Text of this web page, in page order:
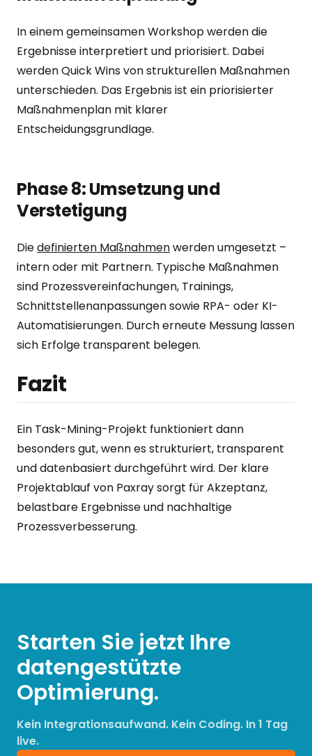
In einem gemeinsamen Workshop werden die
Ergebnisse interpretiert und priorisiert. Dabei
werden Quick Wins von strukturellen Maßnahmen
unterschieden. Das Ergebnis ist ein priorisierter
Maßnahmenplan mit klarer
Entscheidungsgrundlage.
Phase 8: Umsetzung und
Verstetigung
Diedefinierten Maßnahmenwerden umgesetzt –
intern oder mit Partnern. Typische Maßnahmen
sind Prozessvereinfachungen, Trainings,
Schnittstellenanpassungen sowie RPA- oder KI-
Automatisierungen. Durch erneute Messung lassen
sich Erfolge transparent belegen.
Fazit
Ein Task-Mining-Projekt funktioniert dann
besonders gut, wenn es strukturiert, transparent
und datenbasiert durchgeführt wird. Der klare
Projektablauf von Paxray sorgt für Akzeptanz,
belastbare Ergebnisse und nachhaltige
Prozessverbesserung.
Starten Sie jetzt Ihre
datengestützte
Optimierung.
Kein Integrationsaufwand. Kein Coding. In 1 Tag
live.